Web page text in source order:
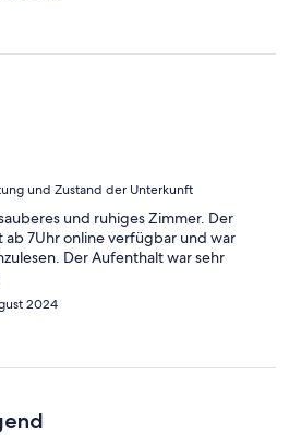
und Zustand der Unterkunft
und ruhiges Zimmer. Der
7Uhr online verfügbar und war
Der Aufenthalt war sehr
2024